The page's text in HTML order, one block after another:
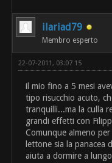
ilariad79
Membro esperto
22-07-2011, 03:07 15
il mio fino a 5 mesi
tipo risucchio acuto,
tranquilli...ma la culla
grandi effetti con
Comunque almeno
lettone sia la panacea
aiuta a dormire a